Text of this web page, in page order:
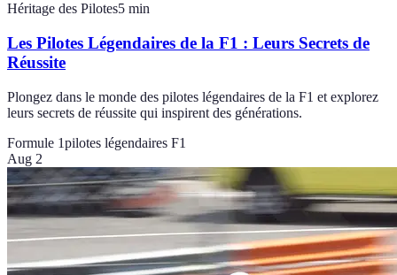
Héritage des Pilotes5 min
Les Pilotes Légendaires de la F1 : Leurs Secrets de
Réussite
Plongez dans le monde des pilotes légendaires de la F1 et explorez
leurs secrets de réussite qui inspirent des générations.
Formule 1pilotes légendaires F1
Aug 2